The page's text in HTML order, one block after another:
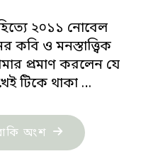
২০১১ নোবেল
কবি ও মনস্তাত্ত্বিক
প্রমাণ করলেন যে
টিকে থাকা …
অংশ "টোমাজ
ট্রান্সট্রোমার